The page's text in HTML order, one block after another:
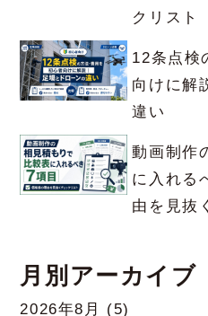
クリスト
12条点検
向けに解
違い
動画制作
に入れる
由を見抜
月別アーカイブ
2026年8月
(5)